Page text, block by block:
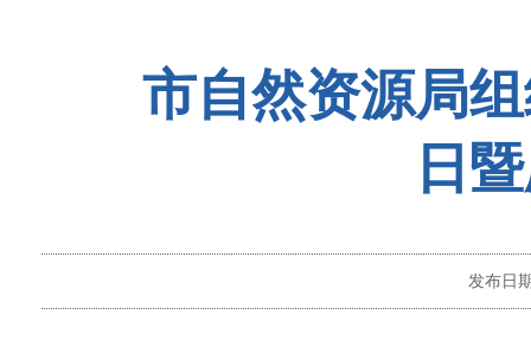
市自然资源局
日
发布日